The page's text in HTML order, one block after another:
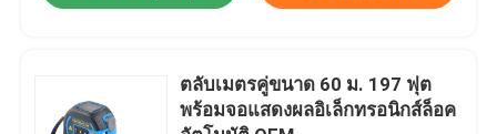
ตลับเมตรคู่ขนาด 60 ม. 197 ฟุต
พร้อมจอแสดงผลอิเล็กทรอนิกส์ล็อค